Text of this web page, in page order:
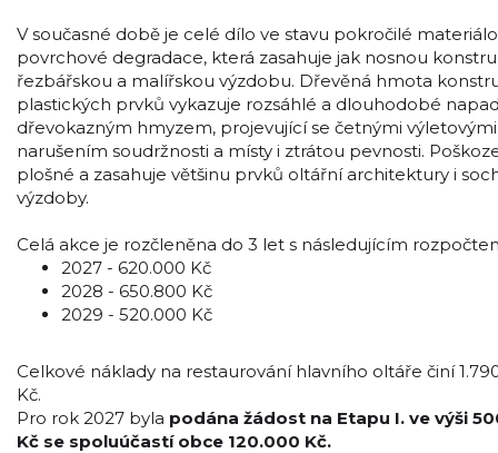
V současné době je celé dílo ve stavu pokročilé
povrchové degradace, která zasahuje jak nosnou
řezbářskou a malířskou výzdobu. Dřevěná hmota
plastických prvků vykazuje rozsáhlé a dlouhodobé
dřevokazným hmyzem, projevující se četnými
narušením soudržnosti a místy i ztrátou pevnosti.
plošné a zasahuje většinu prvků oltářní architektury i
výzdoby.
Celá akce je rozčleněna do 3 let s následujícím
2027 - 620.000 Kč
2028 - 650.800 Kč
2029 - 520.000 Kč
Celkové náklady na restaurování hlavního oltáře činí
Kč.
Pro rok 2027 byla podána žádost na Etapu I. ve výši
Kč se spoluúčastí obce 120.000 Kč.